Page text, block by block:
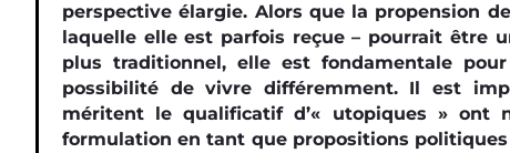
perspective élargie. Alors que la propension
laquelle elle est parfois reçue – pourrait être
plus traditionnel, elle est fondamentale
possibilité de vivre différemment. Il est
méritent le qualificatif d’« utopiques » ont
formulation en tant que propositions